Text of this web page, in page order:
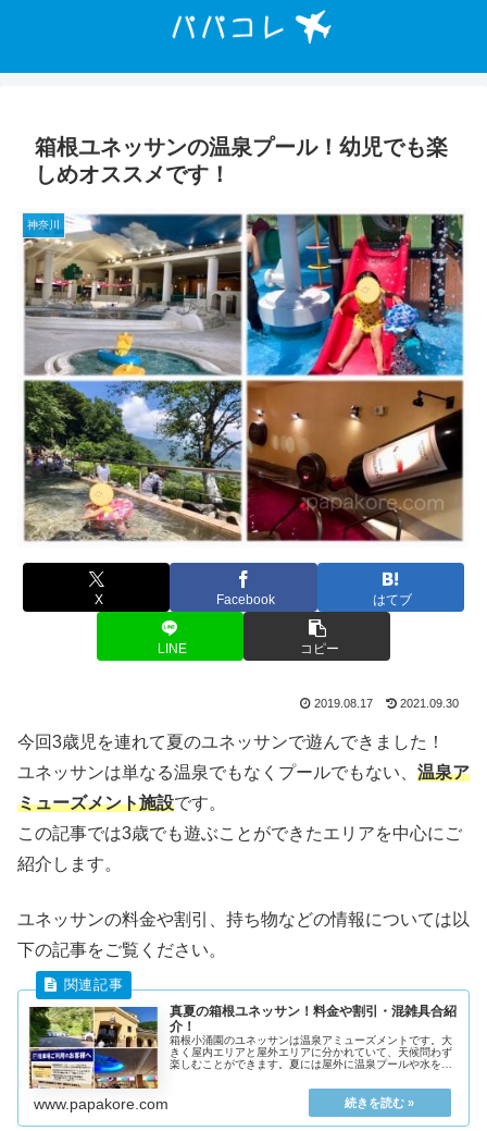
箱根ユネッサンの温泉プール！幼児でも楽
しめオススメです！
神奈川
X Facebook はてブ
LINE コピー
2019.08.17 2021.09.30
今回3歳児を連れて夏のユネッサンで遊んできました！
ユネッサンは単なる温泉でもなくプールでもない、 温泉ア
ミューズメント施設です。
この記事では3歳でも遊ぶことができたエリアを中心にご
紹介します。
ユネッサンの料金や割引、持ち物などの情報については以
下の記事をご覧ください。
真夏の箱根ユネッサン！料金や割引・混雑具合紹
介！
箱根小涌園のユネッサンは温泉アミューズメントです。大
きく屋内エリアと屋外エリアに分かれていて、天候問わず
楽しむことができます。夏には屋外に温泉プールや水を使
ンの料金や割引、そして2018年
www.papakore.com